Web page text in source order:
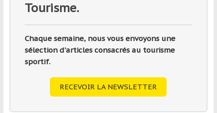
Tourisme.
Chaque semaine, nous vous envoyons une
sélection d'articles consacrés au tourisme
sportif.
RECEVOIR LA NEWSLETTER